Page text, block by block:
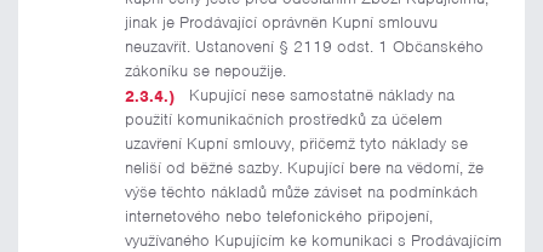
jinak je Prodávající oprávněn Kupní smlouvu
neuzavřít. Ustanovení § 2119 odst. 1 Občanského
zákoníku se nepoužije.
Kupující nese samostatně náklady na
použití komunikačních prostředků za účelem
uzavření Kupní smlouvy, přičemž tyto náklady se
neliší od běžné sazby. Kupující bere na vědomí, že
výše těchto nákladů může záviset na podmínkách
internetového nebo telefonického připojení,
využívaného Kupujícím ke komunikaci s Prodávajícím